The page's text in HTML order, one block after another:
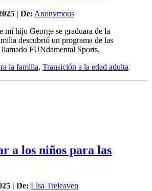
| De: Anonymous
mi hijo George se graduara de la
descubrió un programa de las
FUNdamental Sports.
la familia, Transición a la edad adulta
a los niños para las
| De: Lisa Treleaven